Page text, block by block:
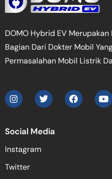
DOMO Hybrid EV
Bagian Dari Dokter Mobil
Permasalahan Mobil Listrik
Social Media
Instagram
Twitter